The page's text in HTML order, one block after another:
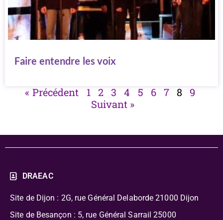
Faire entendre les voix
« Précédent 1 2 3 4 5 6 7 8 9
Suivant »
DRAEAC
Site de Dijon : 2G, rue Général Delaborde 21000 Dijon
Site de Besançon : 5, rue Général Sarrail 25000